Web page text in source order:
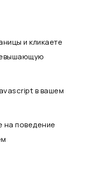
и кликаете
в вашем
на поведение